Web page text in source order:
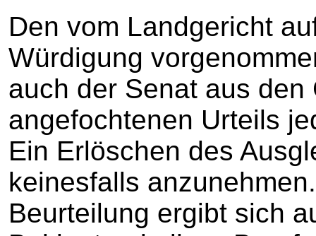
Den vom Landgericht
Würdigung
auch der Senat aus den
angefochtenen Urteils
Ein Erlöschen des
keinesfalls
Beurteilung ergibt sich